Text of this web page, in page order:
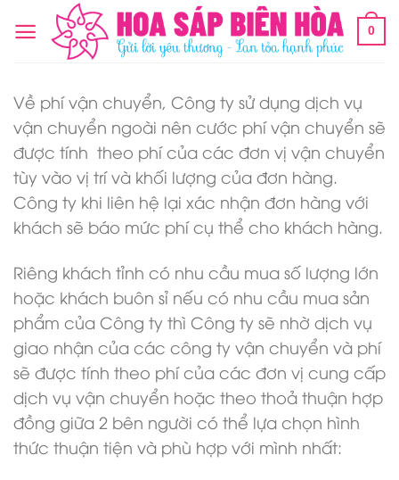
Chuyển
đến
0
Về phí vận chuyển, Công ty sử dụng dịch vụ
vận chuyển ngoài nên cước phí vận chuyển sẽ
được tính theo phí của các đơn vị vận chuyển
tùy vào vị trí và khối lượng của đơn hàng.
Công ty khi liên hệ lại xác nhận đơn hàng với
khách sẽ báo mức phí cụ thể cho khách hàng.
Riêng khách tỉnh có nhu cầu mua số lượng lớn
hoặc khách buôn sỉ nếu có nhu cầu mua sản
phẩm của Công ty thì Công ty sẽ nhờ dịch vụ
giao nhận của các công ty vận chuyển và phí
sẽ được tính theo phí của các đơn vị cung cấp
dịch vụ vận chuyển hoặc theo thoả thuận hợp
đồng giữa 2 bên người có thể lựa chọn hình
thức thuận tiện và phù hợp với mình nhất: